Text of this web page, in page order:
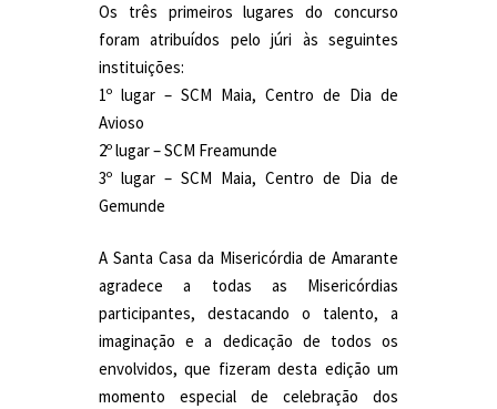
Os três primeiros lugares do concurso
foram atribuídos pelo júri às seguintes
instituições:
1º lugar – SCM Maia, Centro de Dia de
Avioso
2º lugar – SCM Freamunde
3º lugar – SCM Maia, Centro de Dia de
Gemunde
A Santa Casa da Misericórdia de Amarante
agradece a todas as Misericórdias
participantes, destacando o talento, a
imaginação e a dedicação de todos os
envolvidos, que fizeram desta edição um
momento especial de celebração dos